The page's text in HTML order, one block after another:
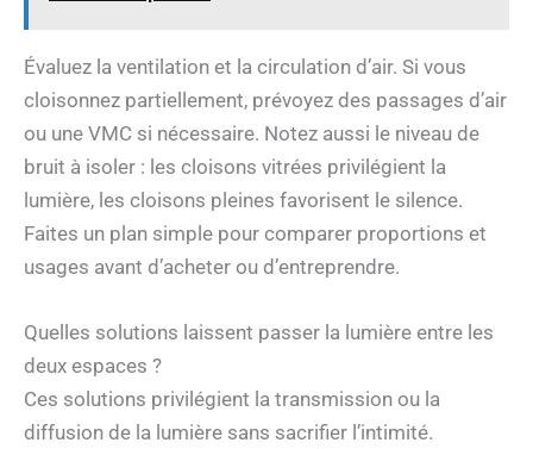
Évaluez la ventilation et la circulation d’air. Si vous
cloisonnez partiellement, prévoyez des passages d’air
ou une VMC si nécessaire. Notez aussi le niveau de
bruit à isoler : les cloisons vitrées privilégient la
lumière, les cloisons pleines favorisent le silence.
Faites un plan simple pour comparer proportions et
usages avant d’acheter ou d’entreprendre.
Quelles solutions laissent passer la lumière entre les
deux espaces ?
Ces solutions privilégient la transmission ou la
diffusion de la lumière sans sacrifier l’intimité.